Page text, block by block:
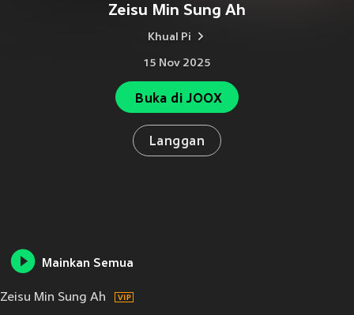
Zeisu Min Sung Ah
Khual Pi
15 Nov 2025
Buka di JOOX
Langgan
Mainkan Semua
Zeisu Min Sung Ah